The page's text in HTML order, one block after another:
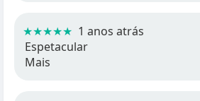
★★★★★ 1 anos atrás
Espetacular
Mais